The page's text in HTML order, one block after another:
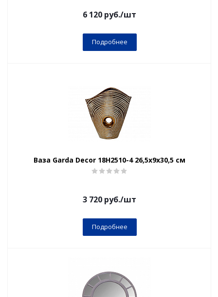
6 120 руб./шт
Подробнее
Ваза Garda Decor 18H2510-4 26,5х9х30,5 см
3 720 руб./шт
Подробнее